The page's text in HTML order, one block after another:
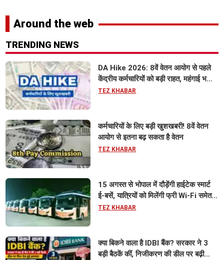
Around the web
TRENDING NEWS
DA Hike 2026: 8वें वेतन आयोग से पहले
केंद्रीय कर्मचारियों को बड़ी राहत, महंगाई भत्ता
63% होने की संभावना
TEZ KHABAR
कर्मचारियों के लिए बड़ी खुशखबरी! 8वें वेतन
आयोग से इतना बढ़ सकता है वेतन
TEZ KHABAR
15 अगस्त से भोपाल में दौड़ेंगी हाईटेक स्मार्ट
ई-बसें, यात्रियों को मिलेंगी फ्री Wi-Fi समेत
आधुनिक सुविधा
TEZ KHABAR
क्या बिकने वाला है IDBI बैंक? सरकार ने 3
बड़ी बैठकें कीं, निजीकरण की डील पर बढ़ी